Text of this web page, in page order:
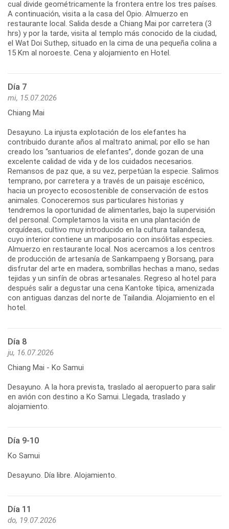
cual divide geométricamente la frontera entre los tres países.
A continuación, visita a la casa del Opio. Almuerzo en
restaurante local. Salida desde a Chiang Mai por carretera (3
hrs) y por la tarde, visita al templo más conocido de la ciudad,
el Wat Doi Suthep, situado en la cima de una pequeña colina a
15 Km al noroeste. Cena y alojamiento en Hotel.
Día 7
mi, 15.07.2026
Chiang Mai
Desayuno. La injusta explotación de los elefantes ha
contribuido durante años al maltrato animal; por ello se han
creado los “santuarios de elefantes”, donde gozan de una
excelente calidad de vida y de los cuidados necesarios.
Remansos de paz que, a su vez, perpetúan la especie. Salimos
temprano, por carretera y a través de un paisaje escénico,
hacia un proyecto ecosostenible de conservación de estos
animales. Conoceremos sus particulares historias y
tendremos la oportunidad de alimentarles, bajo la supervisión
del personal. Completamos la visita en una plantación de
orquídeas, cultivo muy introducido en la cultura tailandesa,
cuyo interior contiene un mariposario con insólitas especies.
Almuerzo en restaurante local. Nos acercamos a los centros
de producción de artesanía de Sankampaeng y Borsang, para
disfrutar del arte en madera, sombrillas hechas a mano, sedas
tejidas y un sinfín de obras artesanales. Regreso al hotel para
después salir a degustar una cena Kantoke típica, amenizada
con antiguas danzas del norte de Tailandia. Alojamiento en el
hotel.
Día 8
ju, 16.07.2026
Chiang Mai - Ko Samui
Desayuno. A la hora prevista, traslado al aeropuerto para salir
en avión con destino a Ko Samui. Llegada, traslado y
Día 9-10
Ko Samui
Desayuno. Día libre. Alojamiento.
Día 11
do, 19.07.2026